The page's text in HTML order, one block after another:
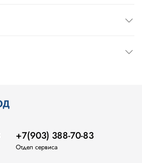
+7(903) 388-70-83
Отдел сервиса